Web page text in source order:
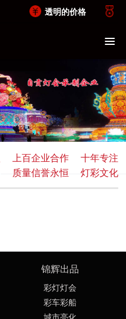
透明的价格
上百企业合作
质量信誉永恒
十年专注
灯彩文化
锦辉出品
彩灯灯会
彩车彩船